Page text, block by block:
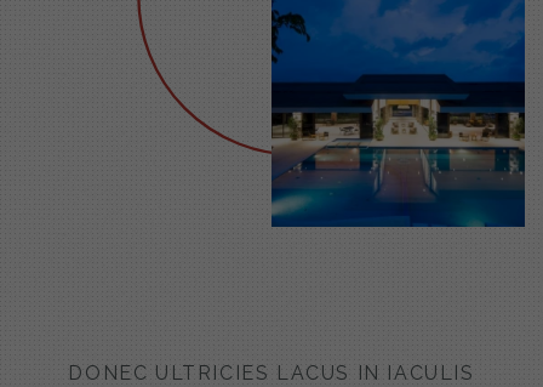
DONEC ULTRICIES LACUS IN IACULIS